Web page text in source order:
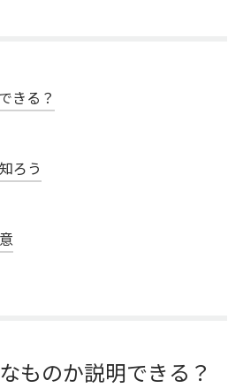
きる？
ろう
ものか説明できる？